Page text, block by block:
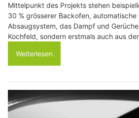
Mittelpunkt des Projekts stehen
30 % grösserer Backofen,
Absaugsystem, das Dampf und
Kochfeld, sondern erstmals auch aus
Weiterlesen